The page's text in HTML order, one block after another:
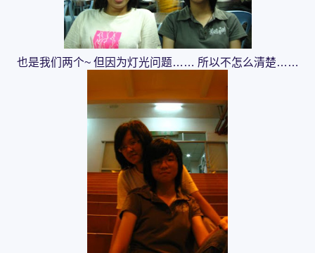
也是我们两个~ 但因为灯光问题…… 所以不怎么清楚……